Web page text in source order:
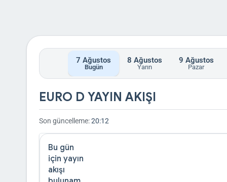
7Ağustos
Bugün
8Ağustos
Yarın
9 Ağustos
Pazar
EURO D YAYIN AKIŞI
Son güncelleme:20:12
Bu gün
için yayın
akışı